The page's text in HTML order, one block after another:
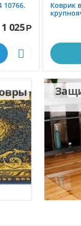
10766.
1 025Р

Коврик